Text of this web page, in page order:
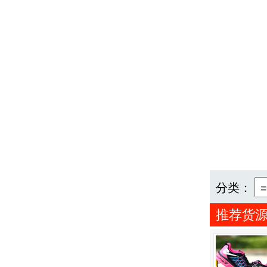
分类：
推荐货